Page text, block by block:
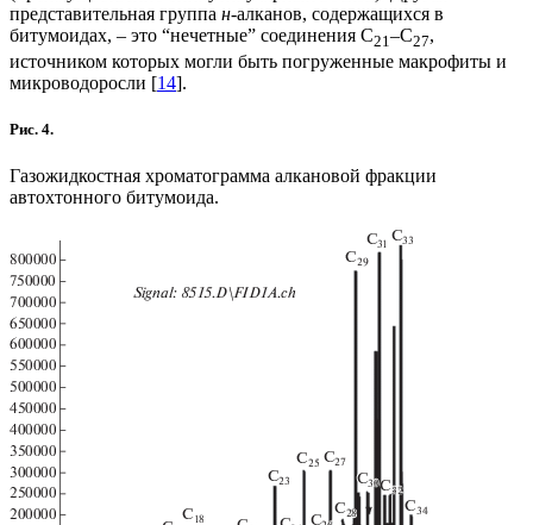
представительная группа н-алканов, содержащихся в
битумоидах, – это “нечетные” соединения C21 –C27,
источником которых могли быть погруженные макрофиты и
микроводоросли [14].
Рис. 4.
Газожидкостная хроматограмма алкановой фракции
автохтонного битумоида.